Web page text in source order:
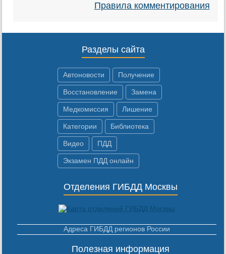
Правила комментирования
Разделы сайта
Автоновости Получение
Восстановление Замена
Медкомиссия Лишение
Категории Библиотека
Видео ПДД
Экзамен ПДД онлайн
Отделения ГИБДД Москвы
Адреса ГИБДД регионов России
Полезная информация